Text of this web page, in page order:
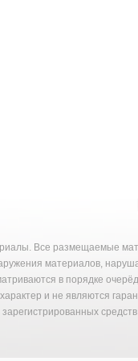
Все размещаемые
материалов,
в порядке
и не являются